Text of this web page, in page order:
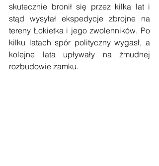
skutecznie bronił się przez kilka lat i
stąd wysyłał ekspedycje zbrojne na
tereny Łokietka i jego zwolenników. Po
kilku latach spór polityczny wygasł, a
kolejne lata upływały na żmudnej
rozbudowie zamku.